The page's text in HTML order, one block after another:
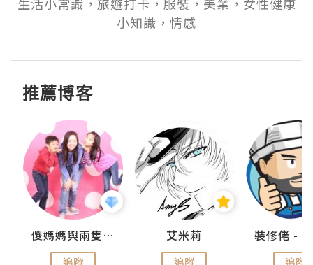
小知識，情感
推薦博客
儍媽媽與兩隻小魔怪之家
追蹤
艾米莉
追蹤 追蹤